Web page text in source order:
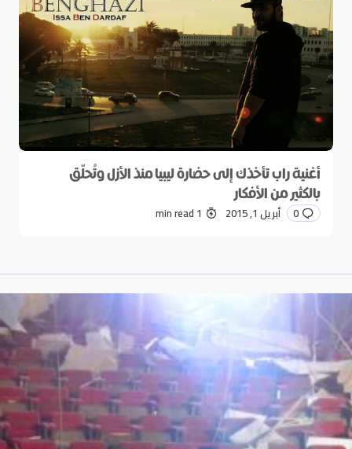
أغنية راب تأخذك إلى حضارة ليبيا منذ الأزل وتُحلّق
بالكثير من الأفكار
0 أبريل 1, 2015 1 min read